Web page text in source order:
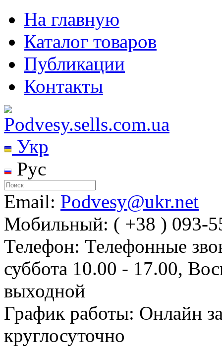
На главную
Каталог товаров
Публикации
Контакты
Укр
Рус
Email: Podvesy@ukr.net
Мобильный: ( +38 ) 093-
Телефон: Телефонные
суббота 10.00 - 17.00,
выходной
График работы: Онлайн
круглосуточно